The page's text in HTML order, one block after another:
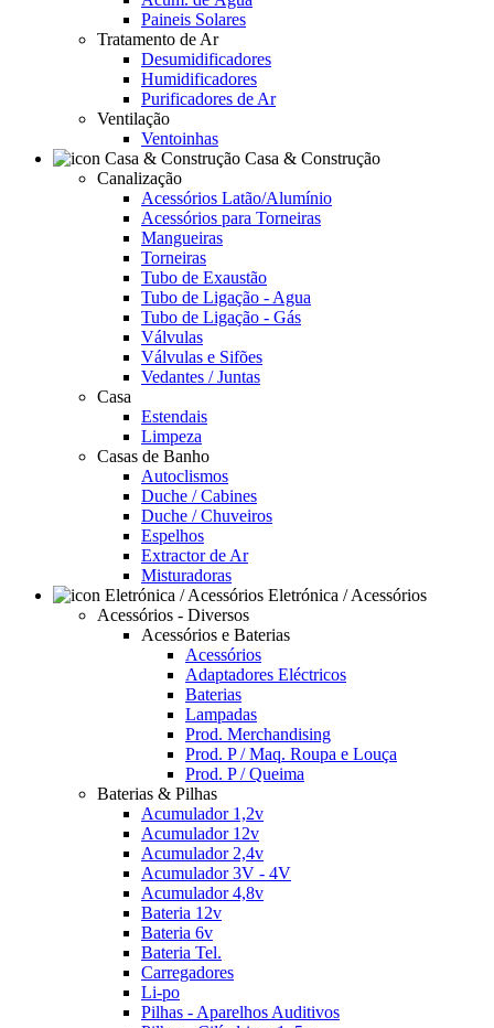
Paineis Solares
Tratamento de Ar
Desumidificadores
Humidificadores
Purificadores de Ar
Ventilação
Ventoinhas
Casa & Construção
Canalização
Acessórios Latão/Alumínio
Acessórios para Torneiras
Mangueiras
Torneiras
Tubo de Exaustão
Tubo de Ligação - Agua
Tubo de Ligação - Gás
Válvulas
Válvulas e Sifões
Vedantes / Juntas
Casa
Estendais
Limpeza
Casas de Banho
Autoclismos
Duche / Cabines
Duche / Chuveiros
Espelhos
Extractor de Ar
Misturadoras
Eletrónica / Acessórios
Acessórios - Diversos
Acessórios e Baterias
Acessórios
Adaptadores Eléctricos
Baterias
Lampadas
Prod. Merchandising
Prod. P / Maq. Roupa e Louça
Prod. P / Queima
Baterias & Pilhas
Acumulador 1,2v
Acumulador 12v
Acumulador 2,4v
Acumulador 3V - 4V
Acumulador 4,8v
Bateria 12v
Bateria 6v
Bateria Tel.
Carregadores
Li-po
Pilhas - Aparelhos Auditivos